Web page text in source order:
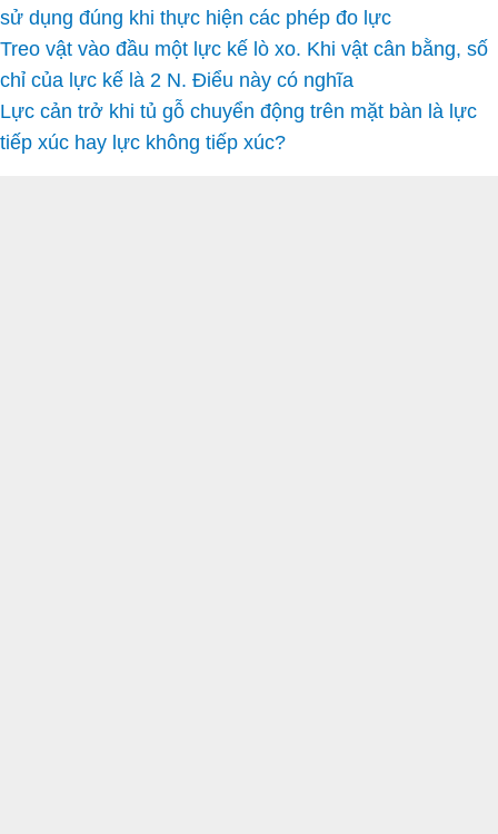
sử dụng đúng khi thực hiện các phép đo lực
Treo vật vào đầu một lực kế lò xo. Khi vật cân bằng, số
chỉ của lực kế là 2 N. Điểu này có nghĩa
Lực cản trở khi tủ gỗ chuyển động trên mặt bàn là lực
tiếp xúc hay lực không tiếp xúc?